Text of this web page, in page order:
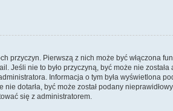
przyczyn. Pierwszą z nich może być włączona
Jeśli nie to było przyczyną, być może nie
Informacja o tym była wyświetlona
dotarła, być może został podany
się z administratorem.